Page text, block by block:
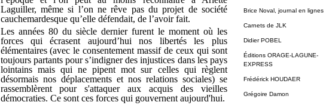
Brice Noval, journal en lignes
Carnets de JLK
Didier POBEL
Éditions ORAGE-LAGUNE-
EXPRESS
Frédérick HOUDAER
Grégoire Damon
Laguiller, même si l’on ne rêve pas du projet de société
cauchemardesque qu’elle défendait, de l’avoir fait.
Les années 80 du siècle dernier furent le moment où les
forces qui écrasent aujourd’hui nos libertés les plus
élémentaires (avec le consentement massif de ceux qui sont
toujours partants pour s’indigner des injustices dans les pays
lointains mais qui ne pipent mot sur celles qui règlent
désormais nos déplacements et nos relations sociales) se
rassemblèrent pour s'attaquer aux acquis des vieilles
démocraties. Ce sont ces forces qui gouvernent aujourd'hui.